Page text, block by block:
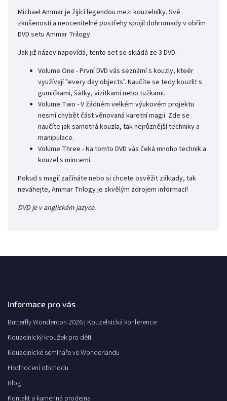
Michael Ammar je žijící legendou mezi kouzelníky. Své
zkušenosti a neocenitelné postřehy spojil dohromady v obřím
DVD setu Ammar Trilogy.
Jak již název napovídá, tento set se skládá ze 3 DVD.
Volume One - První DVD vás seznámí s kouzly, kteér
využívají "every day objects". Naučíte se tedy kouzlit s
gumičkami, šátky, vizitkami nebo tužkami.
Volume Two - V žádném velkém výukovém projektu
nesmí chybět část věnovaná karetní magii. Zde se
naučíte jak samotná kouzla, tak nejrůznější techniky a
manipulace.
Volume Three - Na tomto DVD vás čeká mnoho technik a
kouzel s mincemi.
Pokud s magií začínáte nebo si chcete osvěžit základy, tak
neváhejte, Ammar Trilogy je skvělým zdrojem informací!
DVD je v anglickém jazyce.
Informace pro vás
Butterfly Wondercon 2026 | Kouzelnická konference
Kouzelnický kroužek pro děti
Kouzelnické semináře ve Wonderlandu
Hodnocení obchodu
Blog
Kontakt a kamenná prodejna